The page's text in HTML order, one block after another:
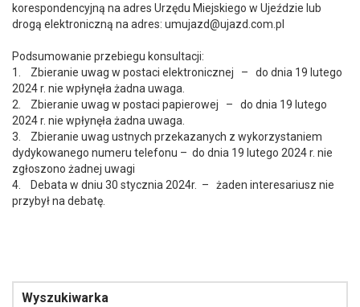
korespondencyjną na adres Urzędu Miejskiego w Ujeździe lub
drogą elektroniczną na adres: umujazd@ujazd.com.pl
Podsumowanie przebiegu konsultacji:
1. Zbieranie uwag w postaci elektronicznej – do dnia 19 lutego
2024 r. nie wpłynęła żadna uwaga.
2. Zbieranie uwag w postaci papierowej – do dnia 19 lutego
2024 r. nie wpłynęła żadna uwaga.
3. Zbieranie uwag ustnych przekazanych z wykorzystaniem
dydykowanego numeru telefonu – do dnia 19 lutego 2024 r. nie
zgłoszono żadnej uwagi
4. Debata w dniu 30 stycznia 2024r. – żaden interesariusz nie
przybył na debatę.
Wyszukiwarka